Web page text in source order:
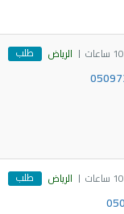
الرياض طلب
الرياض طلب